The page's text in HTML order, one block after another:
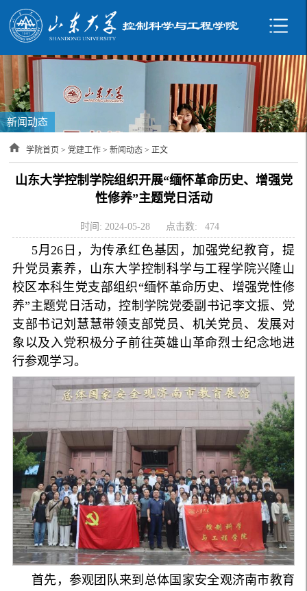
新闻动态
学院首页 > 党建工作 >新闻动态 > 正文
山东大学控制学院组织开展“缅怀革命历史、增强党
性修养”主题党日活动
时间: 2024-05-28 点击数: 474
5月26日，为传承红色基因，加强党纪教育，提
升党员素养，山东大学控制科学与工程学院兴隆山
校区本科生党支部组织“缅怀革命历史、增强党性修
养”主题党日活动，控制学院党委副书记李文振、党
支部书记刘慧慧带领支部党员、机关党员、发展对
象以及入党积极分子前往英雄山革命烈士纪念地进
行参观学习。
首先，参观团队来到总体国家安全观济南市教育